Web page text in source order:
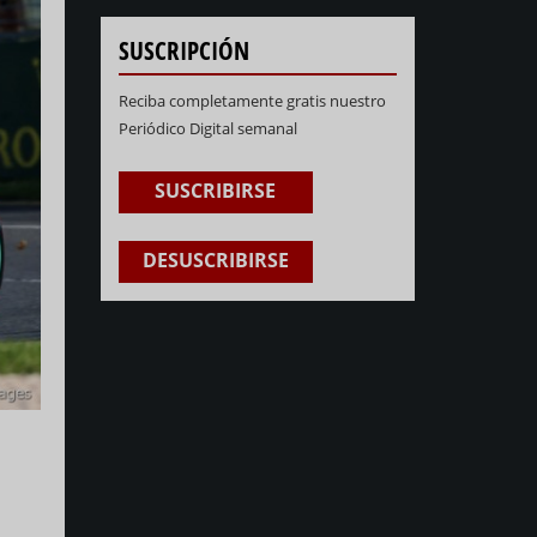
SUSCRIPCIÓN
Reciba completamente gratis nuestro
Periódico Digital semanal
SUSCRIBIRSE
DESUSCRIBIRSE